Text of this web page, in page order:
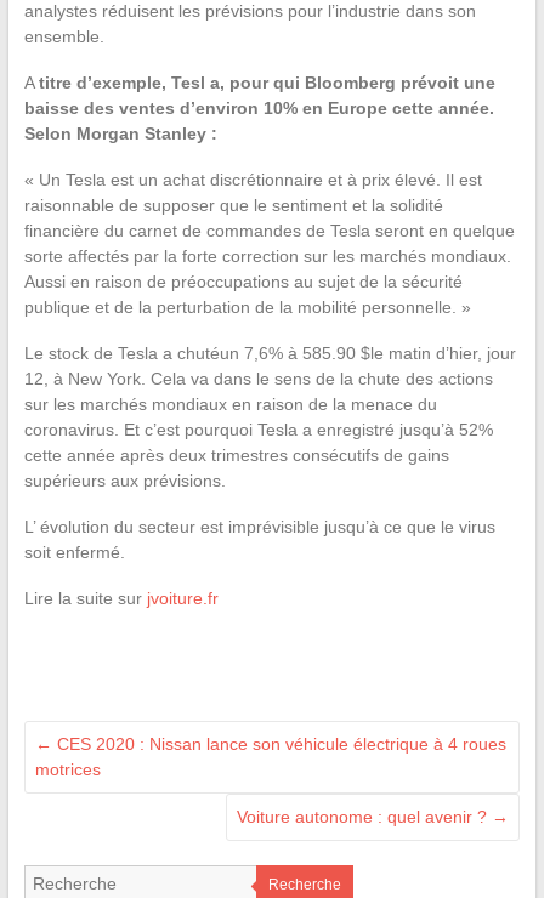
analystes réduisent les prévisions pour l’industrie dans son
ensemble.
Atitre d’exemple, Tesl a, pour qui Bloomberg prévoit une
baisse des ventes d’environ 10% en Europe cette année.
Selon Morgan Stanley :
« Un Tesla est un achat discrétionnaire et à prix élevé. Il est
raisonnable de supposer que le sentiment et la solidité
financière du carnet de commandes de Tesla seront en quelque
sorte affectés par la forte correction sur les marchés mondiaux.
Aussi en raison de préoccupations au sujet de la sécurité
publique et de la perturbation de la mobilité personnelle. »
Le stock de Tesla a chutéun 7,6% à 585.90 $le matin d’hier, jour
12, à New York. Cela va dans le sens de la chute des actions
sur les marchés mondiaux en raison de la menace du
coronavirus. Et c’est pourquoi Tesla a enregistré jusqu’à 52%
cette année après deux trimestres consécutifs de gains
supérieurs aux prévisions.
L’ évolution du secteur est imprévisible jusqu’à ce que le virus
soit enfermé.
Lire la suite sur jvoiture.fr
← CES 2020 : Nissan lance son véhicule électrique à 4 roues
motrices
Voiture autonome : quel avenir ? →
Recherche